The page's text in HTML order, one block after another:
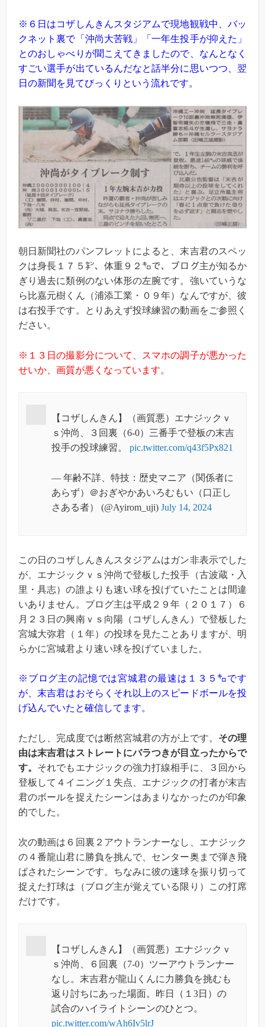
※６日はコザしんきんスタジアムで現地観戦中、バッ
クネット裏で「沖尚大苦戦」「一年生投手が抑えた」
とのおしゃべりが聞こえてきましたので、なんとなく
すごい選手が出ているんだなと話半分に思いつつ、翌
日の新聞を見てびっくりという流れです。
朝日新聞社のパンフレットによると、末吉君のスペッ
クは身長１７５㌢、体重９２㌔で、ブログ主が知るか
ぎり過去に類例のない体形の左腕です。強いていうな
ら比嘉元樹くん（浦添工業・０９年）なんですが、彼
は右投手です。とりあえず投球練習の動画をご参照く
ださい。
※１３日の撮影分について、スマホの調子が悪かった
せいか、画質が悪くなっています。
【コザしんきん】（画質悪）エナジックｖ
ｓ沖尚、３回裏（6-0）三番手で登板の末吉
投手の投球練習。 pic.twitter.com/q43f5Px821
— 年齢不詳、特技：歴史マニア（関係者に
あらず）＠おぎやかあいろむもい（口正し
さある者） (@Ayirom_uji) July 14, 2024
この日のコザしんきんスタジアムはガン非表示でした
が、エナジックｖｓ沖尚で登板した投手（古波蔵・入
里・具志）の誰よりも速い球を投げていたことは間違
いありません。ブログ主は平成２９年（２０１７）６
月２３日の興南ｖｓ向陽（コザしんきん）で登板した
宮城大弥君（１年）の投球を見たことありますが、明
らかに宮城君より速い球を投げていました。
※ブログ主の記憶では宮城君の最速は１３５㌔です
が、末吉君はおそらくそれ以上のスピードボールを投
げ込んでいたと確信してます。
ただし、完成度では断然宮城君の方が上です。 その理
由は末吉君はストレートにバラつきが目立ったからで
す。 それでもエナジックの強力打線相手に、３回から
登板して４イニング１失点、エナジックの打者が末吉
君のボールを捉えたシーンはあまりなかったのが印象
的でした。
次の動画は６回裏２アウトランナーなし、エナジック
の４番龍山君に勝負を挑んで、センター奥まで弾き飛
ばされたシーンです。ちなみに彼の速球を振り切って
捉えた打球は（ブログ主が覚えている限り）この打席
だけです。
【コザしんきん】（画質悪）エナジックｖ
ｓ沖尚、６回裏（7-0）ツーアウトランナー
なし。末吉君が龍山くんに力勝負を挑むも
返り討ちにあった場面。昨日（１3日）の
試合のハイライトシーンのひとつ。
pic.twitter.com/wAh6Iv5lrJ